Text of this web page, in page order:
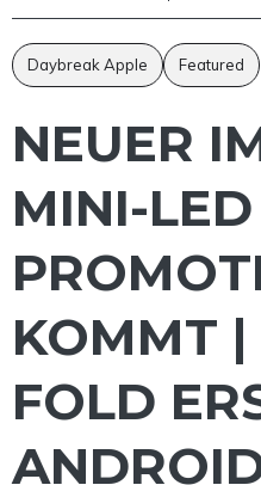
Daybreak Apple Featured
NEUER
MINI-
KOMMT
FOLD